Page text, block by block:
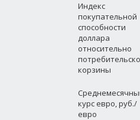
Индекс
покупательной
способности
доллара
относительно
корзины
курс евро, руб./
евро